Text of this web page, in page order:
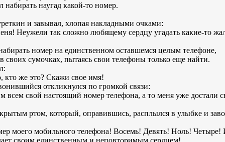
набирать наугад какой-то номер.
и завывал, хлопая накладными очками:
Неужели так сложно любящему сердцу угадать какие-то
номер на единственном оставшемся целым телефоне,
своих сумочках, пытаясь свои телефоны только еще найти.
кто же это? Скажи свое имя!
откликнулся по громкой связи:
свой настоящий номер телефона, а то меня уже достали
ртом, который, оправившись, расплылся в улыбке и
моего мобильного телефона! Восемь! Девять! Ноль! Четыре!
своим единственным и неповторимым сердцем!